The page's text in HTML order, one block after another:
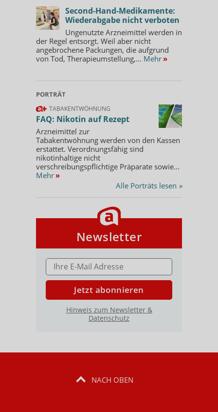
Second-Hand-Medikamente:
Wiederabgabe nicht verboten
Ungenutzte Arzneimittel werden in
der Regel entsorgt. Weil aber nicht
angebrochene Packungen, die aufgrund
von Tod, Therapieumstellung,... Mehr »
PORTRÄT
TABAKENTWÖHNUNG
FAQ: Nikotin auf Rezept
Arzneimittel zur
Tabakentwöhnung werden von den Kassen
erstattet. Verordnungsfähig sind
nikotinhaltige nicht
verschreibungspflichtige Präparate sowie...
Mehr »
Alle Porträts lesen »
Newsletter
E-MAIL ADRESSE
Jetzt abonnieren
Hinweis zum Newsletter &
Datenschutz
NACH OBEN